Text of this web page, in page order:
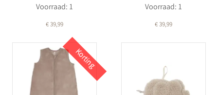
Voorraad: 1
€ 39,99
Voorraad: 1
€ 39,99
Korting